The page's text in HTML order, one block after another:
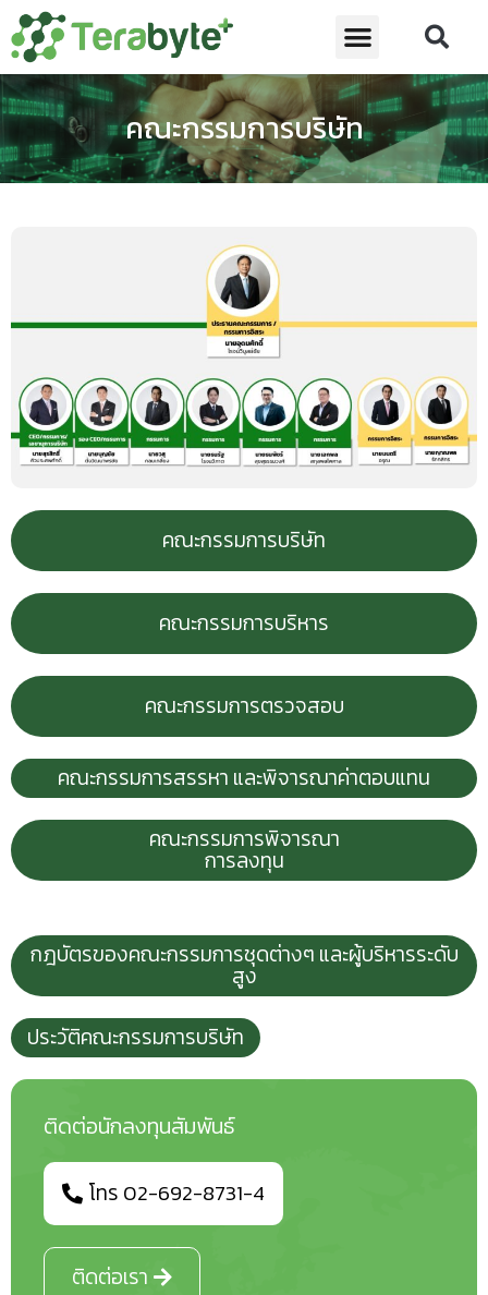
คณะกรรมการบริษัท
คณะกรรมการบริษัท
คณะกรรมการบริหาร
คณะกรรมการตรวจสอบ
คณะกรรมการสรรหา และพิจารณาค่าตอบแทน
คณะกรรมการพิจารณา
การลงทุน
กฎบัตรของคณะกรรมการชุดต่างๆ และผู้บริหารระดับ
สูง
ประวัติคณะกรรมการบริษัท
ติดต่อนักลงทุนสัมพันธ์
โทร 02-692-8731-4
ติดต่อเรา